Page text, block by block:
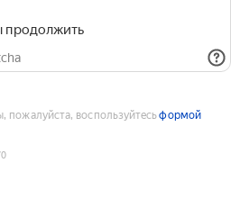
продолжить
пожалуйста, воспользуйтесьформой